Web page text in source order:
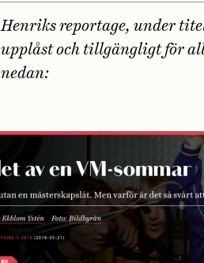
Henriks reportage, under
upplåst och tillgängligt för
nedan: